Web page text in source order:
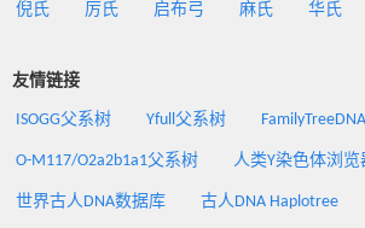
倪氏 厉氏 启布弓 麻氏 华氏
友情链接
ISOGG父系树 Yfull父系树
O-M117/O2a2b1a1父系树 人类Y染色体浏览
世界古人DNA数据库 古人DNA Haplotree